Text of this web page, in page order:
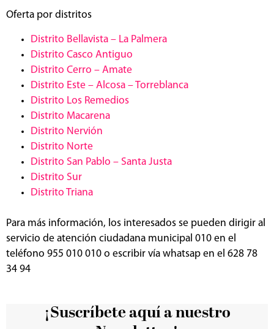
Oferta por distritos
Distrito Bellavista – La Palmera
Distrito Casco Antiguo
Distrito Cerro – Amate
Distrito Este – Alcosa – Torreblanca
Distrito Los Remedios
Distrito Macarena
Distrito Nervión
Distrito Norte
Distrito San Pablo – Santa Justa
Distrito Sur
Distrito Triana
Para más información, los interesados se pueden dirigir al
servicio de atención ciudadana municipal 010 en el
teléfono 955 010 010 o escribir vía whatsap en el 628 78
34 94
¡Suscríbete aquí a nuestro